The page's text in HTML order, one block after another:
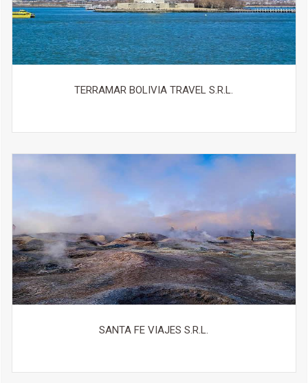
TERRAMAR BOLIVIA TRAVEL S.R.L.
SANTA FE VIAJES S.R.L.